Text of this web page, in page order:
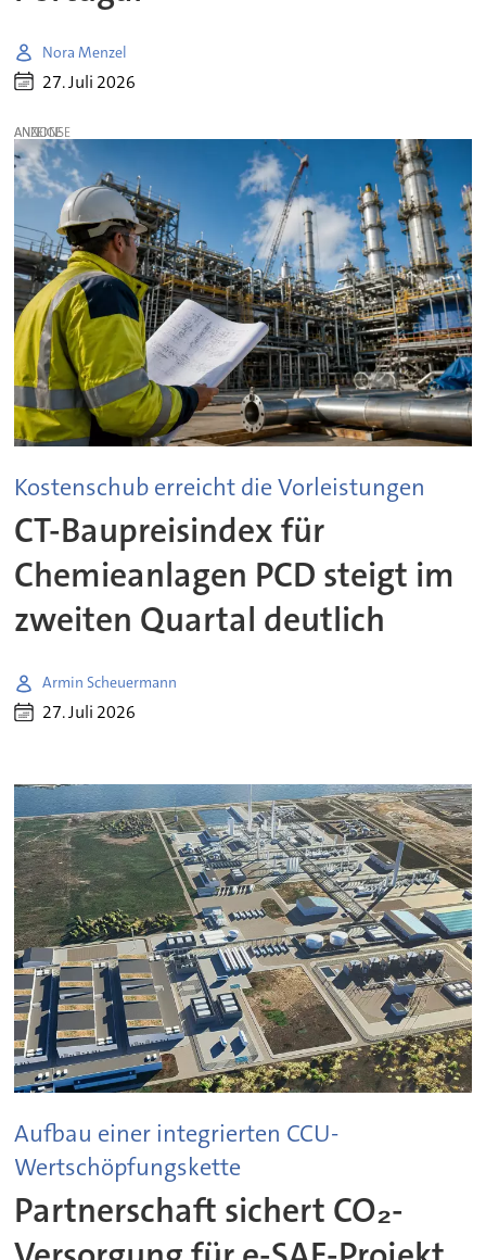
Nora Menzel
27. Juli 2026
ANZEIGE
Kostenschub erreicht die Vorleistungen
CT-Baupreisindex für
Chemieanlagen PCD steigt im
zweiten Quartal deutlich
Armin Scheuermann
27. Juli 2026
Aufbau einer integrierten CCU-
Wertschöpfungskette
Partnerschaft sichert CO₂-